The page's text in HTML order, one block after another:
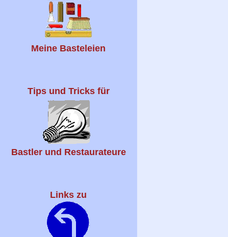
Meine Basteleien
Tips und Tricks für
Bastler und Restaurateure
Links zu